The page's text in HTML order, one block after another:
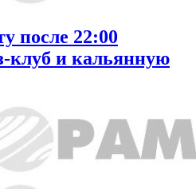
после 22:00
клуб и кальянную